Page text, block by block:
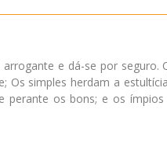
e dá-se por seguro.
Os simples herdam a
perante os bons; e os